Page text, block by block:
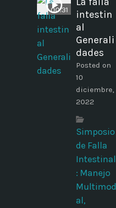
00:31
intestin
al
Generali
dades
Posted on
10
diciembre,
2022
Simposio
de Falla
Intestinal
: Manejo
Multimod
al,